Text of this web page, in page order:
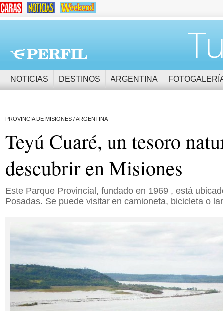
NOTICIAS DESTINOS ARGENTINA
PROVINCIA DE MISIONES / ARGENTINA
Teyú Cuaré, un tesoro
descubrir en Misiones
Este Parque Provincial, fundado en 1969 , está
Posadas. Se puede visitar en camioneta, bicicleta o